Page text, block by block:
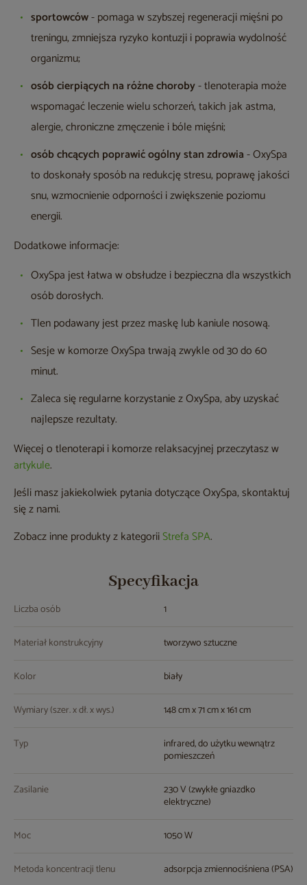
sportowców- pomaga w szybszej regeneracji mięśni po
treningu, zmniejsza ryzyko kontuzji i poprawia wydolność
organizmu;
osób cierpiących na różne choroby- tlenoterapia może
wspomagać leczenie wielu schorzeń, takich jak astma,
alergie, chroniczne zmęczenie i bóle mięśni;
osób chcących poprawić ogólny stan zdrowia- OxySpa
to doskonały sposób na redukcję stresu, poprawę jakości
snu, wzmocnienie odporności i zwiększenie poziomu
energii.
Dodatkowe informacje:
OxySpa jest łatwa w obsłudze i bezpieczna dla wszystkich
osób dorosłych.
Tlen podawany jest przez maskę lub kaniule nosową.
Sesje w komorze OxySpa trwają zwykle od 30 do 60
minut.
Zaleca się regularne korzystanie z OxySpa, aby uzyskać
najlepsze rezultaty.
Więcej o tlenoterapi i komorze relaksacyjnej przeczytasz w
artykule.
Jeśli masz jakiekolwiek pytania dotyczące OxySpa, skontaktuj
się z nami.
Zobacz inne produkty z kategoriiStrefa SPA.
Specyfikacja
Liczba osób 1
Materiał konstrukcyjny tworzywo sztuczne
Kolor biały
Wymiary (szer. x dł. x wys.) 148 cm x 71 cm x 161 cm
Typ infrared, do użytku wewnątrz
pomieszczeń
Zasilanie 230 V (zwykłe gniazdko
elektryczne)
Moc 1050 W
Metoda koncentracji tlenu adsorpcja zmiennociśniena (PSA)